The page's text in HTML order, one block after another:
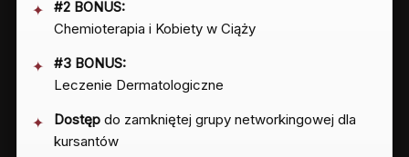
#2 BONUS:
Chemioterapia i Kobiety w Ciąży
#3 BONUS:
Leczenie Dermatologiczne
Dostępdo zamkniętej grupy networkingowej dla
kursantów